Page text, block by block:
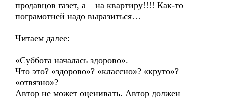
продавцов газет, а – на квартиру!!!! Как-то
пограмотней надо выразиться…
Читаем далее:
«Суббота началась здорово».
Что это? «здорово»? «классно»? «круто»?
«отвязно»?
Автор не может оценивать. Автор должен